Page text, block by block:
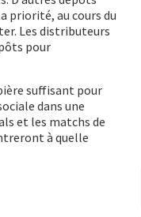
priorité, au cours du
Les distributeurs
pour
suffisant pour
dans une
et les matchs de
à quelle